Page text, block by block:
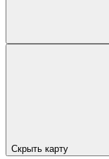
Скрыть карту